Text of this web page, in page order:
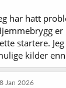
har hatt
startere.
kilder
Jan 2026